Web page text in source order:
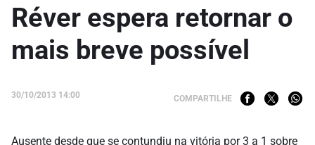
Réver espera retornar o
mais breve possível
30/10/2013 14:00 COMPARTILHE
Ausente desde que se contundiu na vitória por 3 a 1 sobre